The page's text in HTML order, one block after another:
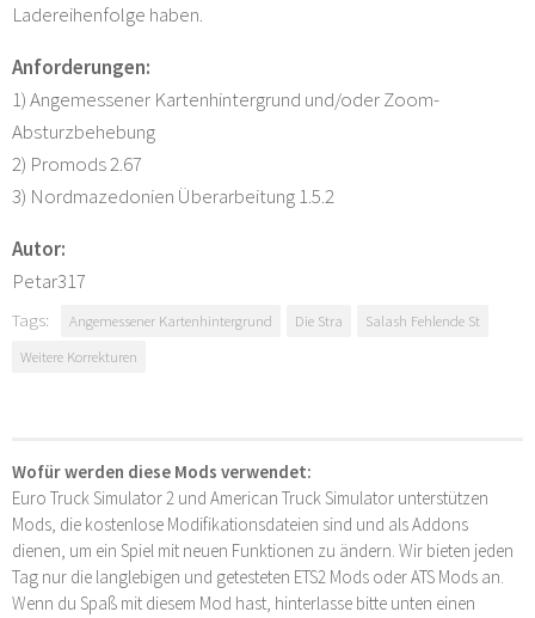
Ladereihenfolge haben.
Anforderungen:
1) Angemessener Kartenhintergrund und/oder Zoom-
Absturzbehebung
2) Promods 2.67
3) Nordmazedonien Überarbeitung 1.5.2
Autor:
Petar317
Tags: Angemessener Kartenhintergrund Die Stra
Salash Fehlende St
Weitere Korrekturen
Wofür werden diese Mods verwendet:
Euro Truck Simulator 2 und American Truck Simulator unterstützen
Mods, die kostenlose Modifikationsdateien sind und als Addons
dienen, um ein Spiel mit neuen Funktionen zu ändern. Wir bieten jeden
Tag nur die langlebigen und getesteten ETS2 Mods oder ATS Mods an.
Wenn du Spaß mit diesem Mod hast, hinterlasse bitte unten einen